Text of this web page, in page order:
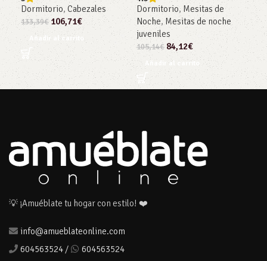
Dormitorio, Cabezales
133,39€ 106,71€
Añadir al carrito
Dormitorio, Mesitas de
Noche, Mesitas de noche
juveniles
105,14€ 84,12€
Añadir al carrito
💡 ¡Amuéblate tu hogar con estilo! ❤️
info@amueblateonline.com
604563524 /
604563524